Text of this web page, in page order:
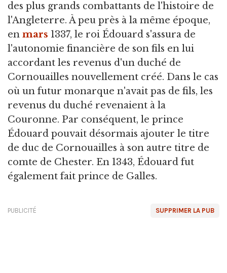
des plus grands combattants de l'histoire de
l'Angleterre. À peu près à la même époque,
en mars 1337, le roi Édouard s'assura de
l'autonomie financière de son fils en lui
accordant les revenus d'un duché de
Cornouailles nouvellement créé. Dans le cas
où un futur monarque n'avait pas de fils, les
revenus du duché revenaient à la
Couronne. Par conséquent, le prince
Édouard pouvait désormais ajouter le titre
de duc de Cornouailles à son autre titre de
comte de Chester. En 1343, Édouard fut
également fait prince de Galles.
SUPPRIMER LA PUB
PUBLICITÉ